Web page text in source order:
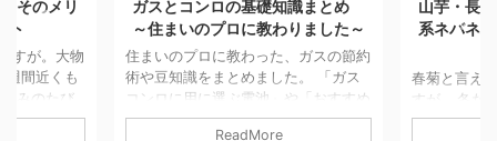
のメリ
。大物
近くも
たび
き起こ
ガスとコンロの基礎知識まとめ
～住まいのプロに教わりました～
住まいのプロに教わった、ガスの節約
術や豆知識をまとめました。 「ガス
コンロに用に選ぶ電池」や「おすすめ
五徳」や火災予防の知恵などもご紹介
ReadMore
山芋・長芋の
系ネバネバ芋
春菊と言えば鍋
すが… 冬だけの
年間を通して出